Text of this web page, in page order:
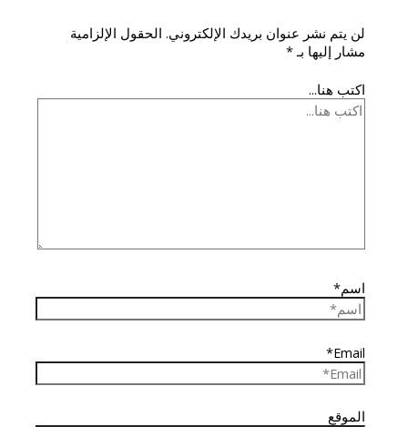
لن يتم نشر عنوان بريدك الإلكتروني. الحقول الإلزامية
مشار إليها بـ*
اكتب هنا...
اسم*
Email*
الموقع